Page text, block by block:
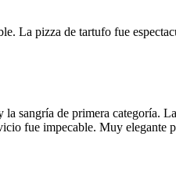
La pizza de tartufo fue
la sangría de primera categoría.
fue impecable. Muy elegante